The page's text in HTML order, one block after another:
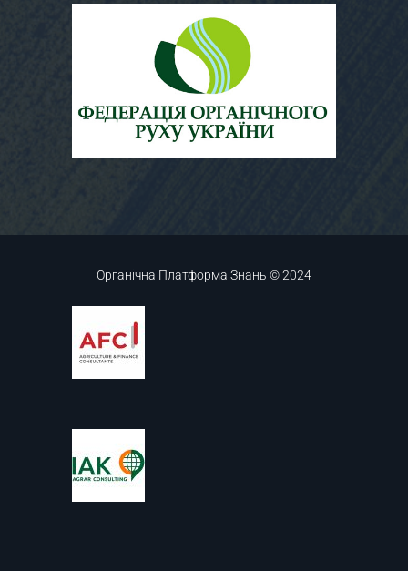
Органічна Платформа Знань © 2024